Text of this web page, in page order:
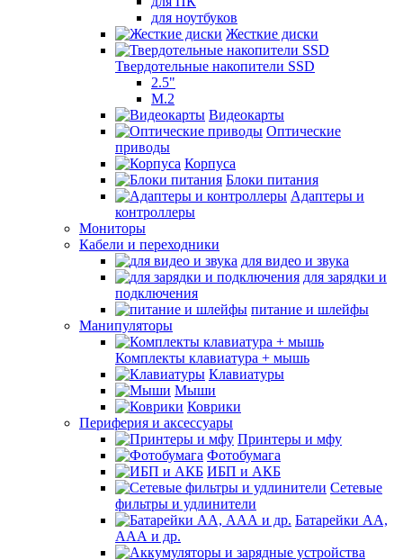
для ноутбуков
Жесткие диски
Твердотельные накопители SSD
2.5"
M.2
Видеокарты
Оптические
приводы
Корпуса
Блоки питания
Адаптеры и
контроллеры
Мониторы
Кабели и переходники
для видео и звука
для зарядки и
подключения
питание и шлейфы
Манипуляторы
Комплекты клавиатура + мышь
Клавиатуры
Мыши
Коврики
Периферия и аксессуары
Принтеры и мфу
Фотобумага
ИБП и АКБ
Сетевые
фильтры и удлинители
Батарейки АА,
ААА и др.